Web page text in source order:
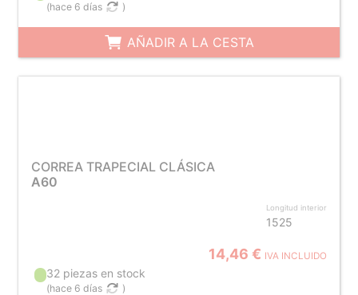
(hace 6 días )
AÑADIR A LA CESTA
CORREA TRAPECIAL CLÁSICA
A60
Longitud interior
1525
14,46 € IVA INCLUIDO
32 piezas en stock
(hace 6 días )